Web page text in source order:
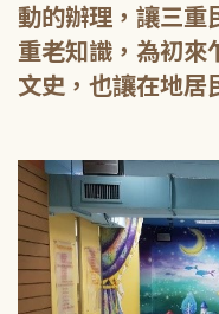
動的辦理，讓三重
重老知識，為初來
文史，也讓在地居